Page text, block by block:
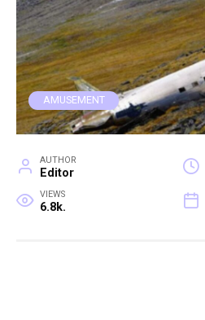
AMUSEMENT
AUTHOR
Editor
VIEWS
6.8k.